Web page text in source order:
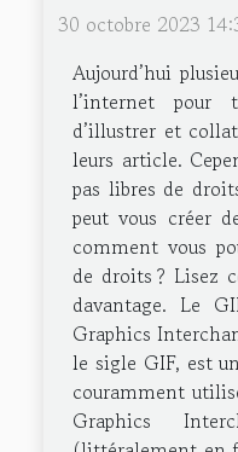
30 octobre 2023
Aujourd’hui
l’internet pour
d’illustrer et
leurs article.
pas libres de
peut vous créer
comment vous
de droits ? Lisez
davantage. Le
Graphics
le sigle GIF, est
couramment
Graphics